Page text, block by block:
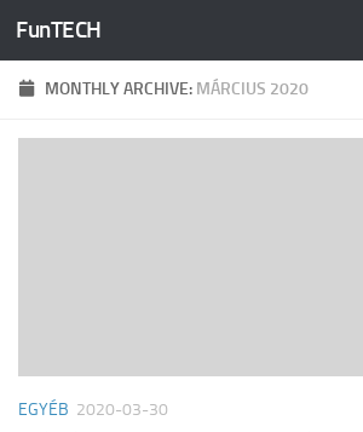
Skip to content
FunTECH
MONTHLY ARCHIVE: MÁRCIUS 2020
EGYÉB 2020-03-30